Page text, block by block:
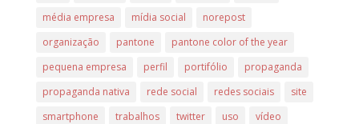
média empresa
mídia social
norepost
organização
pantone
pantone color of the year
pequena empresa
perfil portifólio
propaganda
propaganda nativa
rede social redes sociais
site
smartphone
trabalhos twitter uso
vídeo